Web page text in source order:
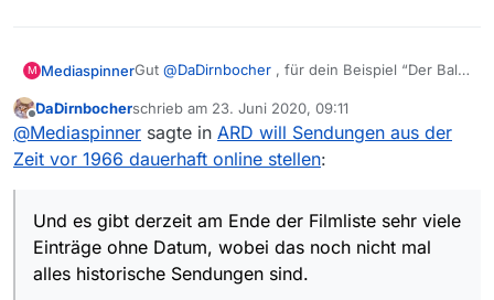
M MediaspinnerGut @DaDirnbocher , für dein Beispiel “Der Ball
Datum an, was ich nun auch für problematisch
halte. Denn wenn ich tatsächlich mal
Nachrichtensendungen oder Magazine rund um
Und es gibt derzeit am Ende der Filmliste sehr
viele Einträge ohne Datum, wobei das noch nicht
mal alles historische Sendungen sind.
Offline
DaDirnbocherschrieb am 23. Juni 2020, 09:11
zuletzt editiert von
@Mediaspinner sagte in ARD will Sendungen aus der
Zeit vor 1966 dauerhaft online stellen:
Und es gibt derzeit am Ende der Filmliste sehr viele
Einträge ohne Datum, wobei das noch nicht mal
alles historische Sendungen sind.